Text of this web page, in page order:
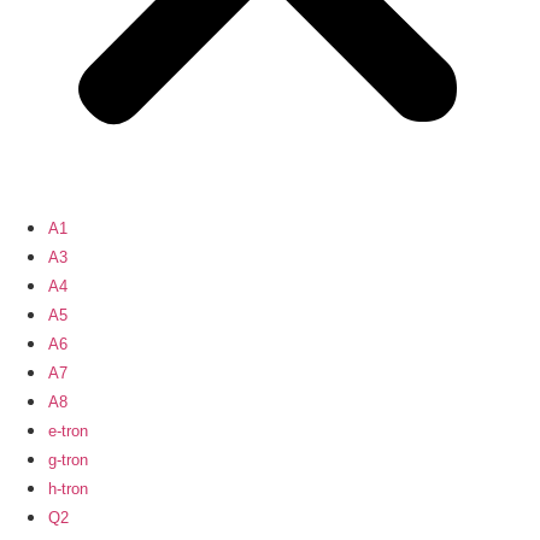
A1
A3
A4
A5
A6
A7
A8
e-tron
g-tron
h-tron
Q2